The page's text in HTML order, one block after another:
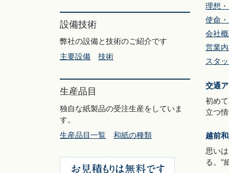
設備技術
弊社の設備と技術のご紹介です
主要設備
技術
生産品目
独自な紙製品の受注生産をしていま
す。
生産品目一覧
和紙の種類
理想
使命
会社
営業
スタ
交通
初め
立つ情
越前
思い
る。“